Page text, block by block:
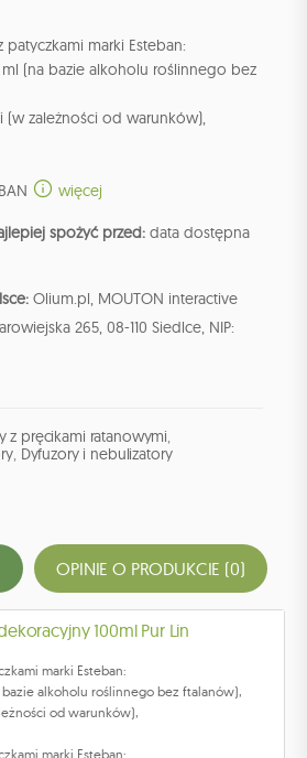
marki Esteban:
(na bazie alkoholu roślinnego bez
zależności od warunków),
więcej
spożyć przed: data dostępna
Olium.pl, MOUTON interactive
265, 08-110 Siedlce, NIP:
z pręcikami ratanowymi,
, Dyfuzory i nebulizatory
OPINIE O PRODUKCIE (0)
100ml Pur Lin
marki Esteban:
alkoholu roślinnego bez ftalanów),
od warunków),
marki Esteban: